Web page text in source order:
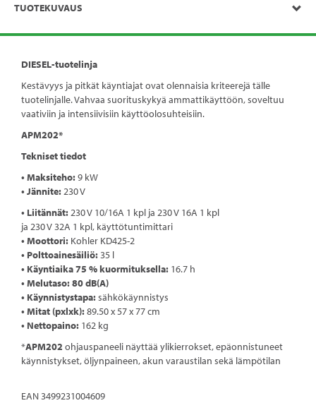
TUOTEKUVAUS
DIESEL-tuotelinja
Kestävyys ja pitkät käyntiajat ovat olennaisia ​​kriteerejä tälle
tuotelinjalle. Vahvaa suorituskykyä ammattikäyttöön, soveltuu
vaativiin ja intensiivisiin käyttöolosuhteisiin.
APM202*
Tekniset tiedot
• Maksiteho:9 kW
• Jännite:230 V
• Liitännät:230 V 10/16A 1 kpl ja 230 V 16A 1 kpl
ja 230 V 32A 1 kpl, käyttötuntimittari
• Moottori: Kohler KD425-2
• Polttoainesäiliö:35 l
• Käyntiaika 75 % kuormituksella: 16.7 h
• Melutaso: 80 dB(A)
• Käynnistystapa:sähkökäynnistys
• Mitat (pxlxk):89.50 x 57 x 77 cm
• Nettopaino: 162 kg
*APM202 ohjauspaneeli näyttää ylikierrokset, epäonnistuneet
käynnistykset, öljynpaineen, akun varaustilan sekä lämpötilan
EAN 3499231004609